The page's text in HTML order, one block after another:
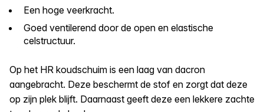
Een hoge veerkracht.
Goed ventilerend door de open en elastische
celstructuur.
Op het HR koudschuim is een laag van dacron
aangebracht. Deze beschermt de stof en zorgt dat deze
op zijn plek blijft. Daarnaast geeft deze een lekkere zachte